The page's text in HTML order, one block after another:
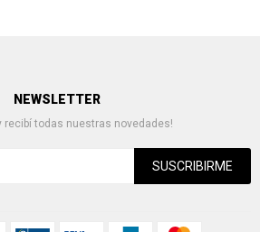
NEWSLETTER
recibí todas nuestras novedades!
SUSCRIBIRME